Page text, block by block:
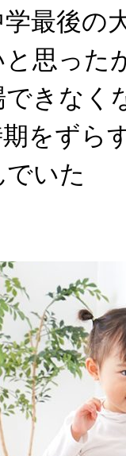
最後の
思った
きなく
をずら
いた